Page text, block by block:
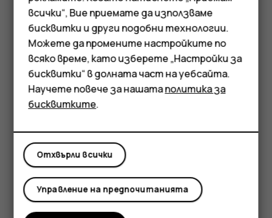
Смартфони
Мобилни телефони
Аксесоари
Таблети
Съвет:За да редактирате събитие,
докоснете събитието иmode_edit и редактирайте
подробностите.
Изтриване на среща
Докоснете срещата.
Полезен ли беше този отговор?
всички“, Вие приемате да използваме
бисквитки и други подобни технологии.
Можете да промените настройките по
всяко време, като изберете „Настройки за
бисквитки“ в долната част на уебсайта.
Научете повече за нашатаполитика за
бисквитките.
Отхвърли всички
Управление на предпочитанията